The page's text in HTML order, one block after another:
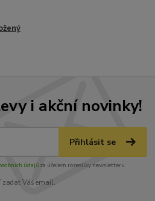
i akční novinky!
Přihlásit se
údajůza účelem rozesílky newsletteru.
zadat Váš email.